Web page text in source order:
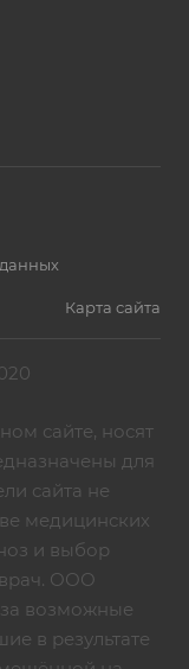
Карта сайта
сайте, носят
для
сайта не
медицинских
и выбор
ООО
за возможные
в результате